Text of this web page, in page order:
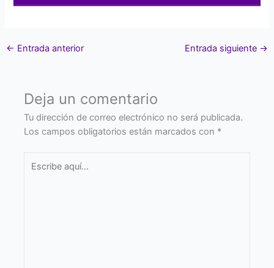
← Entrada anterior Entrada siguiente →
Deja un comentario
Tu dirección de correo electrónico no será publicada.
Los campos obligatorios están marcados con *
aquí...